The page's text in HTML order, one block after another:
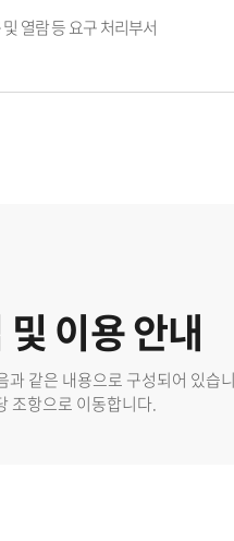
열람 등 요구 처리부서
이용 안내
같은 내용으로 구성되어 있습
조항으로 이동합니다.